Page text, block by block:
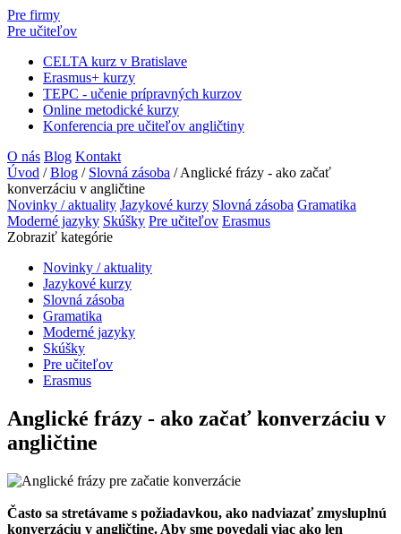
Pre firmy
Pre učiteľov
CELTA kurz v Bratislave
Erasmus+ kurzy
TEPC - učenie prípravných kurzov
Online metodické kurzy
Konferencia pre učiteľov angličtiny
O nás Blog Kontakt
Úvod /Blog / Slovná zásoba /Anglické frázy - ako začať
konverzáciu v angličtine
Novinky / aktuality Jazykové kurzy Slovná zásoba Gramatika
Moderné jazyky Skúšky Pre učiteľov Erasmus
Zobraziť kategórie
Novinky / aktuality
Jazykové kurzy
Slovná zásoba
Gramatika
Moderné jazyky
Skúšky
Pre učiteľov
Erasmus
Anglické frázy - ako začať konverzáciu v
angličtine
Často sa stretávame s požiadavkou, ako nadviazať zmysluplnú
konverzáciu v angličtine. Aby sme povedali viac ako len